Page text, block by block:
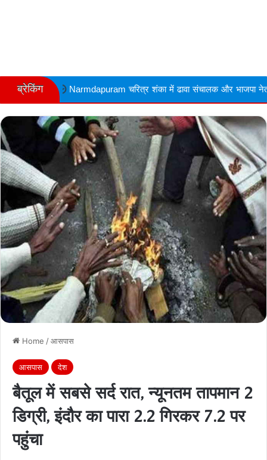
ब्रेकिंग
Narmdapuram चरित्र शंका में ढावा संचालक और भाजपा नेता की गोली मारकर
Home /आसपास
आसपास देश
बैतूल में सबसे सर्द रात, न्यूनतम तापमान 2
डिग्री, इंदौर का पारा 2.2 गिरकर 7.2 पर
पहुंचा